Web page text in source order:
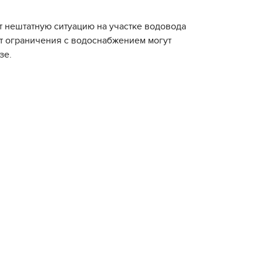
ситуацию на участке водовода
с водоснабжением могут